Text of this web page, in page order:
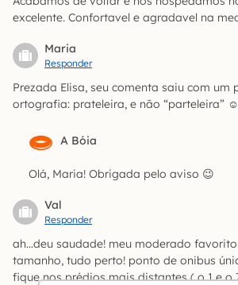
excelente. Confortavel e agradavel na
Maria
Responder
Prezada Elisa, seu comenta saiu com um
ortografia: prateleira, e não “parteleira” ☺️
A Bóia
Olá, Maria! Obrigada pelo aviso 😉
Val
Responder
ah…deu saudade! meu moderado
tamanho, tudo perto! ponto de onibus
fique nos prédios mais distantes ( o 1 e o